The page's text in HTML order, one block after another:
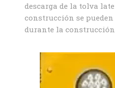
descarga de la tolva
construcción se
durante la